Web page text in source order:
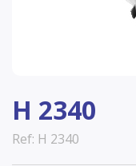
H 2340
Ref: H 2340